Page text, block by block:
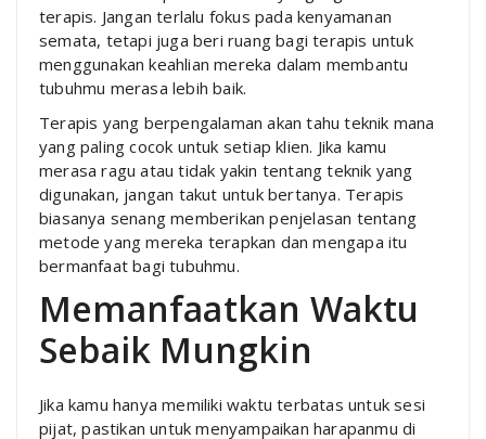
terapis. Jangan terlalu fokus pada kenyamanan
semata, tetapi juga beri ruang bagi terapis untuk
menggunakan keahlian mereka dalam membantu
tubuhmu merasa lebih baik.
Terapis yang berpengalaman akan tahu teknik mana
yang paling cocok untuk setiap klien. Jika kamu
merasa ragu atau tidak yakin tentang teknik yang
digunakan, jangan takut untuk bertanya. Terapis
biasanya senang memberikan penjelasan tentang
metode yang mereka terapkan dan mengapa itu
bermanfaat bagi tubuhmu.
Memanfaatkan Waktu
Sebaik Mungkin
Jika kamu hanya memiliki waktu terbatas untuk sesi
pijat, pastikan untuk menyampaikan harapanmu di